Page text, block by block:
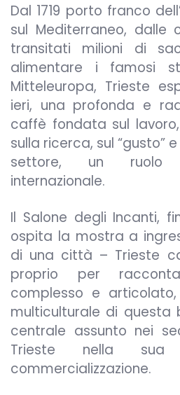
Dal 1719 porto franco
sul Mediterraneo, dalle
transitati milioni di
alimentare i famosi
Mitteleuropa, Trieste
ieri, una profonda e
caffè fondata sul lavoro,
sulla ricerca, sul “gusto”
settore, un ruolo
internazionale.
Il Salone degli Incanti,
ospita la mostra a
di una città – Trieste
proprio per
complesso e
multiculturale di questa
centrale assunto nei
Trieste nella sua
commercializzazione.